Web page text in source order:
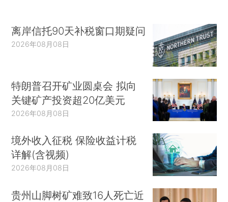
离岸信托90天补税窗口期疑问
2026年08月08日
特朗普召开矿业圆桌会 拟向
关键矿产投资超20亿美元
2026年08月08日
境外收入征税 保险收益计税
详解(含视频)
2026年08月08日
贵州山脚树矿难致16人死亡近